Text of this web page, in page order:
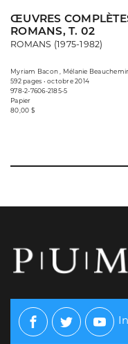
ŒUVRES
ROMANS, T. 02
ROMANS (1975-1982)
Myriam Bacon , Mélanie
592 pages • octobre 2014
978-2-7606-2185-5
Papier
80,00 $
Facebook
Twitter